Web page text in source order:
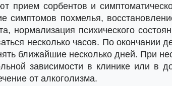
прием сорбентов и
симптомов похмелья,
нормализация психического
несколько часов. По окончании
ближайшие несколько дней. При
зависимости в клинике или в
от алкоголизма.